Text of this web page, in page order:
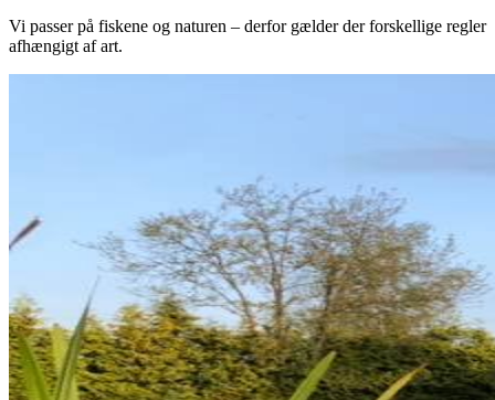
Vi passer på fiskene og naturen – derfor gælder der forskellige regler
afhængigt af art.